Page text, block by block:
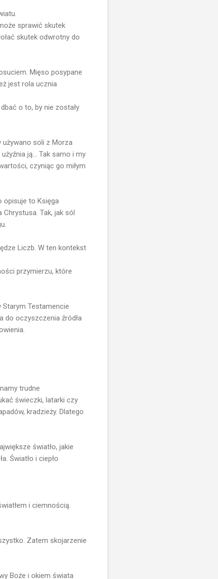
sprawić skutek
skutek odwrotny do
Mięso posypane
jest rola ucznia
o to, by nie zostały
używano soli z Morza
ją... Tak samo i my
czyniąc go miłym
opisuje to Księga
Tak, jak sól
Liczb. W ten kontekst
przymierzu, które
Testamencie
do oczyszczenia źródła
trudne
świeczki, latarki czy
kradzieży. Dlatego
światło, jakie
Światło i ciepło
i ciemnością.
Zatem skojarzenie
Boże i okiem świata